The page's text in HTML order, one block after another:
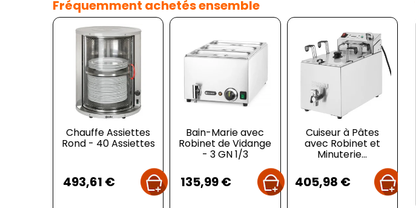
Fréquemment achetés ensemble
Chauffe Assiettes
Rond - 40 Assiettes
493,61 €
Bain-Marie avec
Robinet de Vidange
- 3 GN 1/3
135,99 €
Cuiseur à Pâtes
avec Robinet et
Minuterie...
405,98 €